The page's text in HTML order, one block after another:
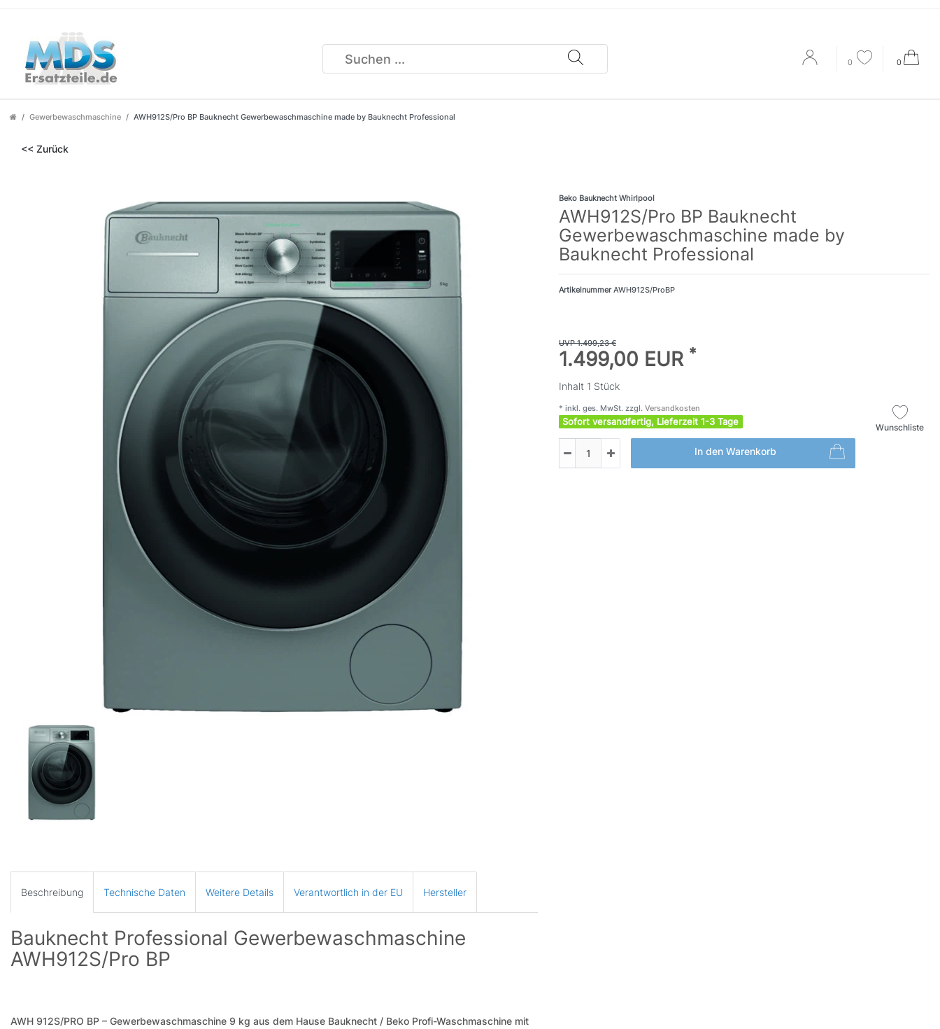
0 0
Gewerbewaschmaschine AWH912S/Pro BP Bauknecht Gewerbewaschmaschine made by Bauknecht Professional
<< Zurück
Beko Bauknecht Whirlpool
AWH912S/Pro BP Bauknecht
Gewerbewaschmaschine made by
Bauknecht Professional
ArtikelnummerAWH912S/ProBP
UVP 1.499,23 €
1.499,00 EUR *
Inhalt 1 Stück
* inkl. ges. MwSt. zzgl. Versandkosten
Sofort versandfertig, Lieferzeit 1-3 Tage
In den Warenkorb
Wunschliste
Beschreibung Technische Daten Weitere Details Verantwortlich in der EU Hersteller
Bauknecht Professional Gewerbewaschmaschine
AWH912S/Pro BP
AWH 912S/PRO BP – Gewerbewaschmaschine 9 kg aus dem Hause Bauknecht / Beko Profi-Waschmaschine mit